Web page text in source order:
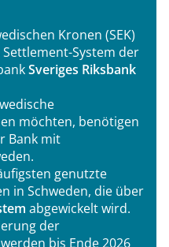
Kronen (SEK)
Settlement-System der
Sveriges Riksbank
möchten, benötigen
Bank mit
genutzte
in Schweden, die über
abgewickelt wird.
der
bis Ende 2026